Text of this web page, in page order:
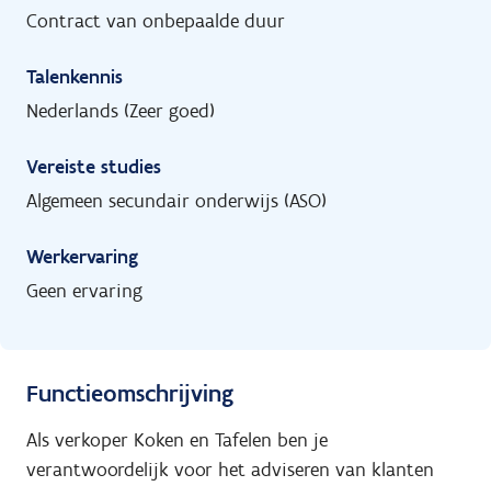
Contract van onbepaalde duur
Talenkennis
Nederlands (Zeer goed)
Vereiste studies
Algemeen secundair onderwijs (ASO)
Werkervaring
Geen ervaring
Functieomschrijving
Als verkoper Koken en Tafelen ben je
verantwoordelijk voor het adviseren van klanten